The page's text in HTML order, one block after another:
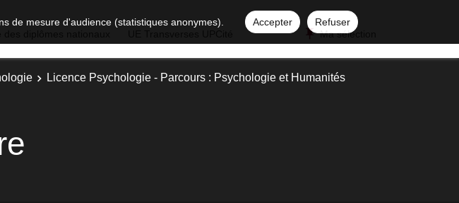
de mesure d'audience (statistiques anonymes). Accepter
Refuser
Ma sélection
Licence Psychologie - Parcours : Psychologie et Humanités